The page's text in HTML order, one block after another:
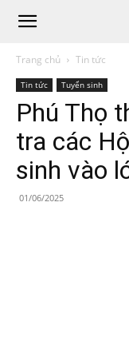
Trang chủ Tin tức
Tin tức Tuyển sinh
Phú Thọ
tra các
sinh vào
01/06/2025